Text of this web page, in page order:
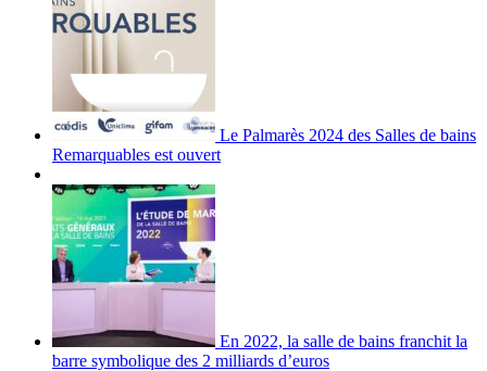
Le Palmarès 2024 des Salles de bains
Remarquables est ouvert
En 2022, la salle de bains franchit la
barre symbolique des 2 milliards d’euros